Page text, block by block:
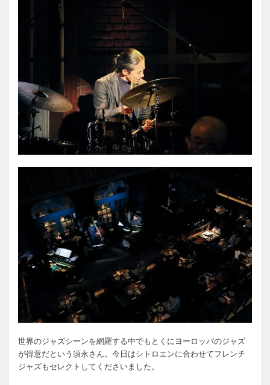
世界のジャズシーンを網羅する中でもとくにヨーロッパのジャズ
が得意だという須永さん。今日はシトロエンに合わせてフレンチ
ジャズもセレクトしてくださいました。